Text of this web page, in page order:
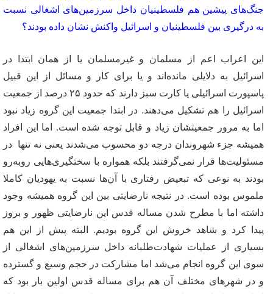
جنگ‌های پیشین هم فلسطینیان داخل سرزمین‌های اشغالی نسبت
به درگیری بین فلسطینیان و اسرائیل واکنش نشان داده بودند؟
این اعراب اعم از مسلمان و غیرمسلمان یا از همان ابتدا در
اسرائیل به دلایلی مانده‌اند و یا برای کار و مسائل از این قبیل
پاسپورت اسرائیلی یا کارت سبز دارند که حدود ۲۵ درصد از جمعیت
اسرائیل را هم تشکیل می‌دهند. در ابتدا جمعیت این گروه زیاد نبود
اما به مرور جمعیتشان زیاد و قابل توجه شده است. اما این افراد
همیشه جزء شهروندان درجه دو محسوب می‌شدند یعنی نه تنها در
مسئولیت‌ها قرار نمی‌گرفتند بلکه همواره با سختگیری‌هایی روبه‌رو
بودند به نوعی که تبعیض رفتاری با آن‌ها نسبت به یهودیان کاملا
ملموس بوده است. در نتیجه نارضایتی بین این گروه همیشه وجود
داشته اما با مطرح شدن مساله قدس این نارضایتی ظهور و بروز
پیدا کرد و شاهد خروش این گروه بودیم. البته پیش از این هم
بسیاری از عملیات شهادت‌طلبانه داخل سرزمین‌های اشغالی از
سوی این گروه انجام می‌شد اما مشارکت در حجم وسیع و گسترده
و در شهرهای مختلف آن هم برای مساله قدس اولین بار بود که